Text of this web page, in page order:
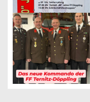
i
o
n